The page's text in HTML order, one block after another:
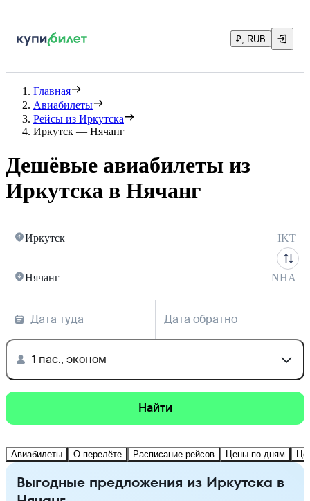
₽, RUB
Главная
Авиабилеты
Рейсы из Иркутска
Иркутск — Нячанг
Дешёвые авиабилеты из
Иркутска в Нячанг
Иркутск IKT
Нячанг NHA
Дата туда Дата обратно
1 пас., эконом
Найти
Авиабилеты О перелёте Расписание рейсов Цены по дням
Выгодные предложения из Иркутска в